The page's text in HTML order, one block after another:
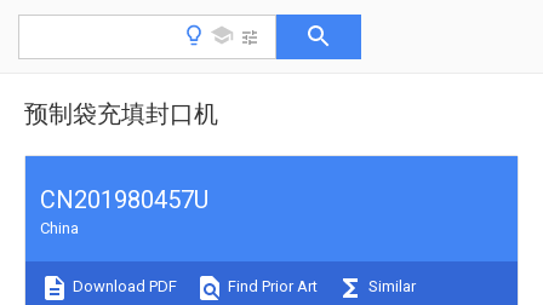
预制袋充填封口机
CN201980457U
China
Download PDF Find Prior Art Similar